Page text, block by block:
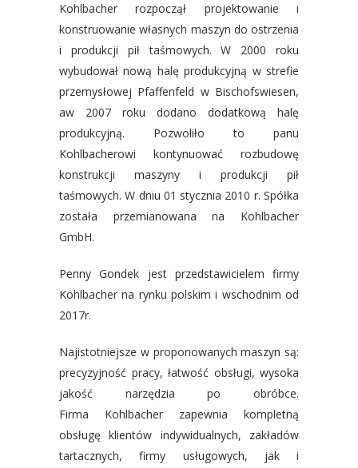
Kohlbacher rozpoczął projektowanie i
konstruowanie własnych maszyn do ostrzenia
i produkcji pił taśmowych.W 2000 roku
wybudował nową halę produkcyjną w strefie
przemysłowej Pfaffenfeld w Bischofswiesen,
aw 2007 roku dodano dodatkową halę
produkcyjną. Pozwoliło to panu
Kohlbacherowi kontynuować rozbudowę
konstrukcji maszyny i produkcji pił
taśmowych.W dniu 01 stycznia 2010 r. Spółka
została przemianowana na Kohlbacher
GmbH.
Penny Gondek jest przedstawicielem firmy
Kohlbacher na rynku polskim i wschodnim od
2017r.
Najistotniejsze w proponowanych maszyn są:
precyzyjność pracy, łatwość obsługi, wysoka
jakość narzędzia po obróbce.
Firma Kohlbacher zapewnia kompletną
obsługę klientów indywidualnych, zakładów
tartacznych, firmy usługowych, jak i